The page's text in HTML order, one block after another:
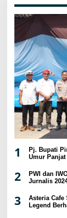
1
Pj. Bupati
Umur Panjat
2
PWI dan
Jurnalis
3
Asteria Cafe
Legend